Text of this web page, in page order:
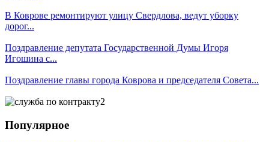
В Коврове ремонтируют улицу Свердлова, ведут уборку
дорог...
Поздравление депутата Государственной Думы Игоря
Игошина с...
Поздравление главы города Коврова и председателя Совета...
Популярное